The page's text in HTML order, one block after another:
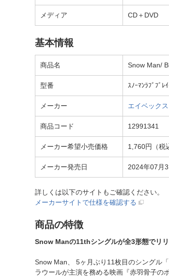
メディア CD＋DVD
基本情報
商品名 Snow Man/
型番 ｽﾉｰﾏﾝﾗﾌﾞﾌﾞﾚ
メーカー エイベック
商品コード 12991341
メーカー希望小売価格 1,760円（税
メーカー発売日 2024年07月
詳しくは以下のサイトもご確認ください。
メーカーサイトで仕様を確認する
商品の特徴
Snow Manの11thシングルが全3形態でリリ
Snow Man、 5ヶ月ぶり11枚目のシングル
ラウールが主演を務める映画『赤羽骨子の